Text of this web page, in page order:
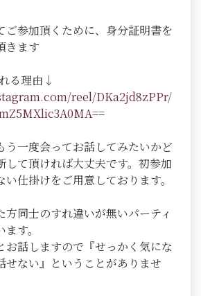
参加頂くために、身分証明書を
きます
る理由↓
reel/DKa2jd8zPPr/
=
う一度会ってお話してみたいかど
して頂ければ大丈夫です。初参加
仕掛けをご用意しております。
方同士のすれ違いが無いパーティ
す。
お話しますので『せっかく気にな
せない』ということがありませ